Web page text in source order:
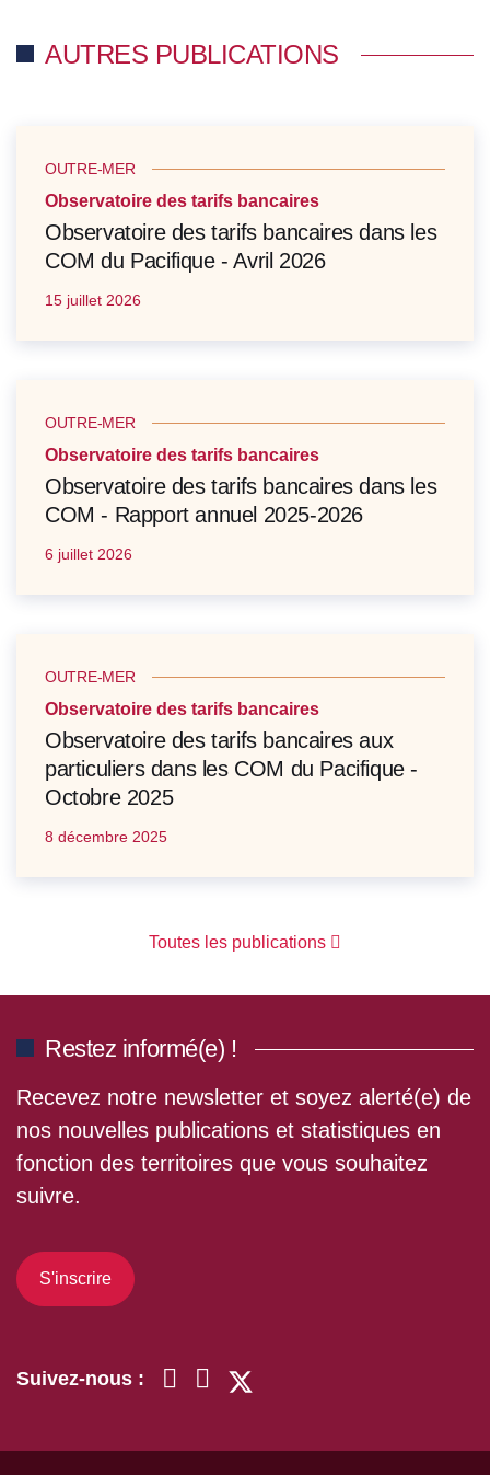
AUTRES PUBLICATIONS
OUTRE-MER
Observatoire des tarifs bancaires
Observatoire des tarifs bancaires dans les
COM du Pacifique - Avril 2026
15 juillet 2026
OUTRE-MER
Observatoire des tarifs bancaires
Observatoire des tarifs bancaires dans les
COM - Rapport annuel 2025-2026
6 juillet 2026
OUTRE-MER
Observatoire des tarifs bancaires
Observatoire des tarifs bancaires aux
particuliers dans les COM du Pacifique -
Octobre 2025
8 décembre 2025
Toutes les publications
Restez informé(e) !
Recevez notre newsletter et soyez alerté(e) de
nos nouvelles publications et statistiques en
fonction des territoires que vous souhaitez
suivre.
S'inscrire
Suivez-nous :